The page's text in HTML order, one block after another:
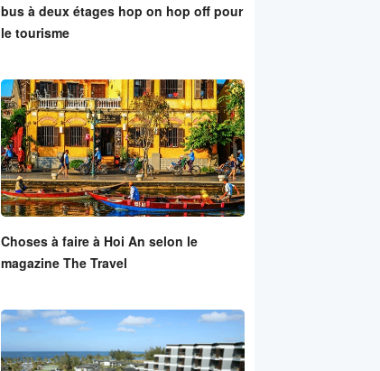
bus à deux étages hop on hop off pour
le tourisme
Choses à faire à Hoi An selon le
magazine The Travel